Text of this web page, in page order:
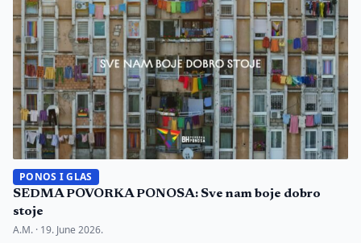
PONOS I GLAS
SEDMA POVORKA PONOSA: Sve nam boje dobro
stoje
A.M. · 19. June 2026.